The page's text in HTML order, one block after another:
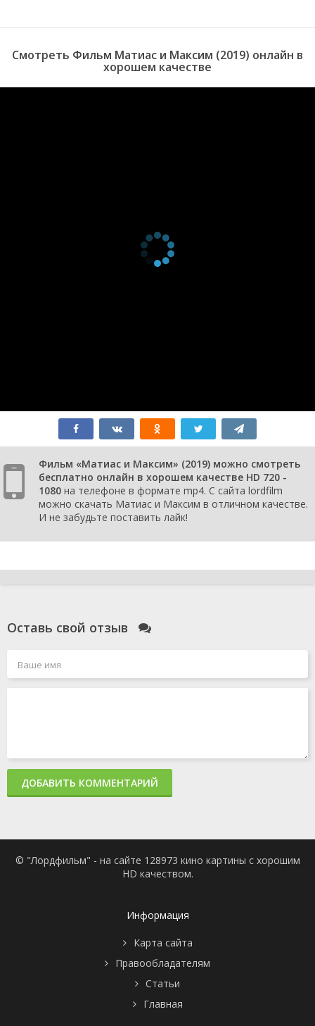
Смотреть Фильм Матиас и Максим (2019) онлайн в
хорошем качестве
Фильм «Матиас и Максим» (2019) можно смотреть
бесплатно онлайн в хорошем качестве HD 720 -
1080 на телефоне в формате mp4. С сайта lordfilm
можно скачать Матиас и Максим в отличном качестве.
И не забудьте поставить лайк!
Оставь свой отзыв
ДОБАВИТЬ КОММЕНТАРИЙ
© "Лордфильм" - на сайте 128973 кино картины с хорошим
HD качеством.
Информация
Карта сайта
Правообладателям
Статьи
Главная